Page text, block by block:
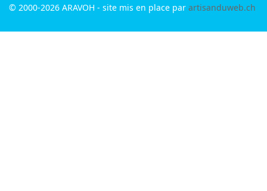
© 2000-2026 ARAVOH - site mis en place par artisanduweb.ch